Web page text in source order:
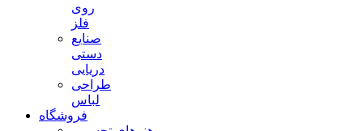
روی
فلز
صنایع
دستی
دریایی
طراحی
لباس
فروشگاه